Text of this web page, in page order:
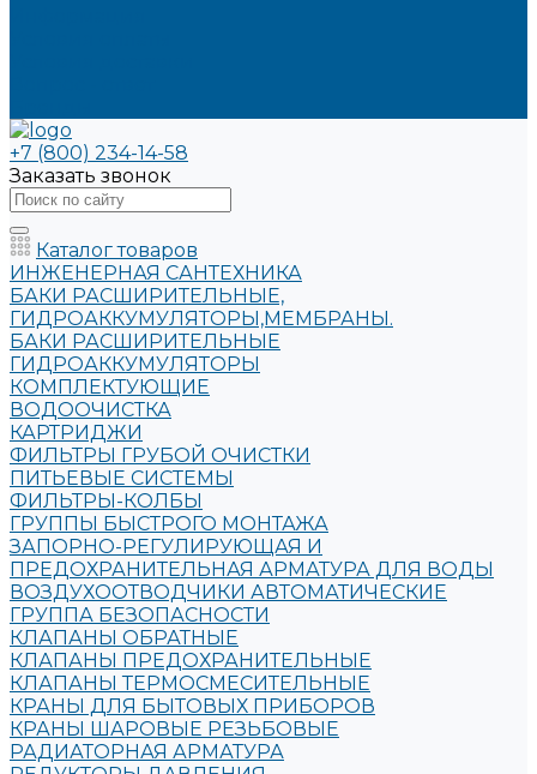
+7 (800) 234-14-58
Заказать звонок
Каталог товаров
ИНЖЕНЕРНАЯ САНТЕХНИКА
БАКИ РАСШИРИТЕЛЬНЫЕ,
ГИДРОАККУМУЛЯТОРЫ,МЕМБРАНЫ.
БАКИ РАСШИРИТЕЛЬНЫЕ
ГИДРОАККУМУЛЯТОРЫ
КОМПЛЕКТУЮЩИЕ
ВОДООЧИСТКА
КАРТРИДЖИ
ФИЛЬТРЫ ГРУБОЙ ОЧИСТКИ
ПИТЬЕВЫЕ СИСТЕМЫ
ФИЛЬТРЫ-КОЛБЫ
ГРУППЫ БЫСТРОГО МОНТАЖА
ЗАПОРНО-РЕГУЛИРУЮЩАЯ И
ПРЕДОХРАНИТЕЛЬНАЯ АРМАТУРА ДЛЯ ВОДЫ
ВОЗДУХООТВОДЧИКИ АВТОМАТИЧЕСКИЕ
ГРУППА БЕЗОПАСНОСТИ
КЛАПАНЫ ОБРАТНЫЕ
КЛАПАНЫ ПРЕДОХРАНИТЕЛЬНЫЕ
КЛАПАНЫ ТЕРМОСМЕСИТЕЛЬНЫЕ
КРАНЫ ДЛЯ БЫТОВЫХ ПРИБОРОВ
КРАНЫ ШАРОВЫЕ РЕЗЬБОВЫЕ
РАДИАТОРНАЯ АРМАТУРА